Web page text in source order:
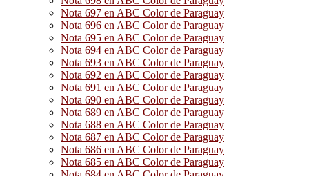
Nota 697 en ABC Color de Paraguay
Nota 696 en ABC Color de Paraguay
Nota 695 en ABC Color de Paraguay
Nota 694 en ABC Color de Paraguay
Nota 693 en ABC Color de Paraguay
Nota 692 en ABC Color de Paraguay
Nota 691 en ABC Color de Paraguay
Nota 690 en ABC Color de Paraguay
Nota 689 en ABC Color de Paraguay
Nota 688 en ABC Color de Paraguay
Nota 687 en ABC Color de Paraguay
Nota 686 en ABC Color de Paraguay
Nota 685 en ABC Color de Paraguay